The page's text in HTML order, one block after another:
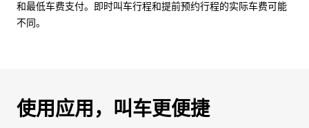
和最低车费支付。即时叫车行程和提前预约行程的实际车费可能
不同。
使用应用，叫车更便捷